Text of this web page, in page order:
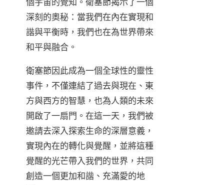
深刻的奧秘：當我們在內在實現和
諧與平衡時，我們也在為世界帶來
和平與融合。
衛塞節因此成為一個全球性的靈性
事件，不僅連結了過去與現在、東
方與西方的智慧，也為人類的未來
開啟了一扇門。在這一天，我們被
邀請去深入探索生命的深層意義，
實現內在的轉化與覺醒，並將這種
覺醒的光芒帶入我們的世界，共同
創造一個更加和諧、充滿愛的地